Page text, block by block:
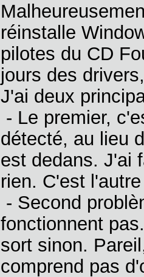
réinstalle
pilotes du CD
jours des
J'ai deux
- Le premier,
détecté, au lieu
est dedans. J'ai
rien. C'est
- Second
fonctionnent
sort sinon.
comprend pas